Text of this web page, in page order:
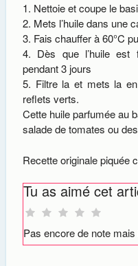
Nettoie et coupe le
Mets l’huile dans une
Fais chauffer à 60°C
Dès que l’huile est
pendant 3 jours
Filtre la et mets la
reflets verts.
Cette huile parfumée au
salade de tomates ou
Recette originale piquée
Tu as aimé cet
Pas encore de note